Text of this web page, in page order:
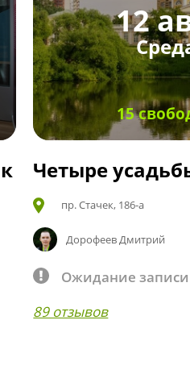
12
15
Четыре
пр. Стачек, 186-а
Дорофеев Дмитрий
Ожидание записи
89 отзывов